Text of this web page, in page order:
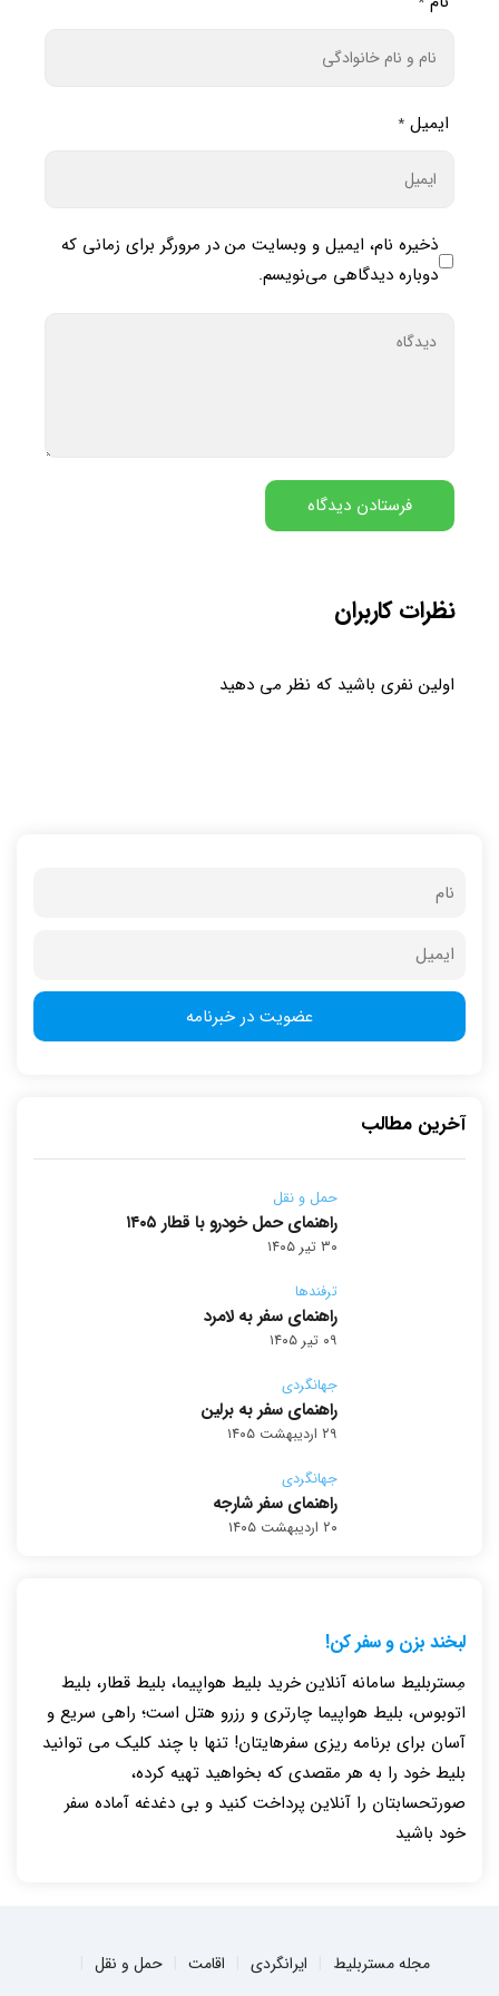
ایمیل *
ذخیره نام، ایمیل و وبسایت من در مرورگر برای زمانی که
دوباره دیدگاهی می‌نویسم.
نظرات کاربران
اولین نفری باشید که نظر می دهید
آخرین مطالب
حمل و نقل
راهنمای حمل خودرو با قطار ۱۴۰۵
۳۰ تیر ۱۴۰۵
ترفندها
راهنمای سفر به لامرد
۰۹ تیر ۱۴۰۵
جهانگردی
راهنمای سفر به برلین
۲۹ اردیبهشت ۱۴۰۵
جهانگردی
راهنمای سفر شارجه
۲۰ اردیبهشت ۱۴۰۵
لبخند بزن و سفر کن!
مِستربلیط سامانه آنلاین خرید بلیط هواپیما، بلیط قطار، بلیط
اتوبوس، بلیط هواپیما چارتری و رزرو هتل است؛ راهی سریع و
آسان برای برنامه ریزی سفرهایتان! تنها با چند کلیک می توانید
بلیط خود را به هر مقصدی که بخواهید تهیه کرده،
صورتحسابتان را آنلاین پرداخت کنید و بی دغدغه آماده سفر
خود باشید
مجله مستربلیط ایرانگردی اقامت حمل و نقل